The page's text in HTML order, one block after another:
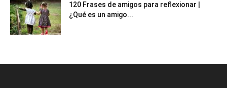
120 Frases de amigos para reflexionar |
¿Qué es un amigo...